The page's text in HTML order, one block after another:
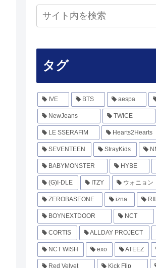
タグ
IVE BTS aespa
NewJeans TWICE
LE SSERAFIM Hearts2Hearts
SEVENTEEN StrayKids
BABYMONSTER HYBE
(G)I-DLE ITZY ウォニョン
ZEROBASEONE izna
BOYNEXTDOOR NCT
CORTIS ALLDAY PROJECT
NCT WISH exo ATEEZ
Red Velvet Kick Flip